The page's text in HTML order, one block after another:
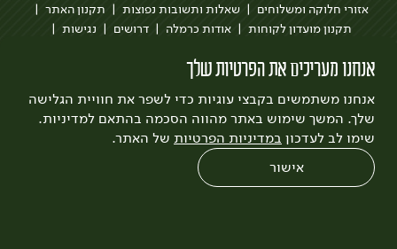
אנחנו מעריכים את הפרטיות שלך
אנחנו משתמשים בקבצי עוגיות כדי לשפר את חוויית הגלישה
שלך. המשך שימוש באתר מהווה הסכמה בהתאם למדיניות.
שימו לב לעדכון במדיניות הפרטיות של האתר.
אישור
אזורי חלוקה ומשלוחים שאלות ותשובות נפוצות
תקנון האתר
תקנון מועדון לקוחות
אודות כרמלה דרושים
נגישות
לצפייה בעדכון מדיניות פרטיות
עיצוב:3bears פיתוח:Quatro